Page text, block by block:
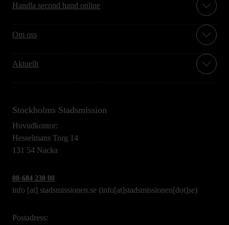
Handla second hand online
Om oss
Aktuellt
Stockholms Stadsmission
Huvudkontor:
Hesselmans Torg 14
131 54 Nacka
08-684 230 00
info [at] stadsmissionen.se (info[at]stadsmissionen[dot]se)
Postadress: